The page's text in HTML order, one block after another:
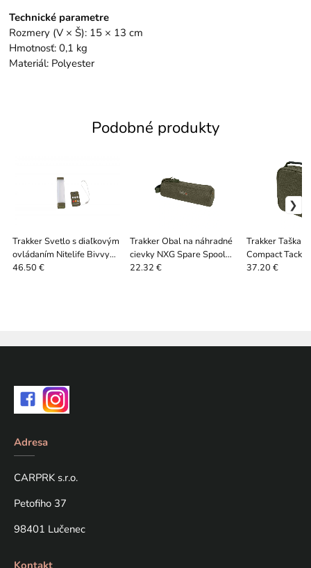
Technické parametre
Rozmery (V × Š): 15 × 13 cm
Hmotnosť: 0,1 kg
Materiál: Polyester
Podobné produkty
Trakker Svetlo s diaľkovým
ovládaním Nitelife Bivvy
Light Remote 150
46.50 €
Trakker Obal na náhradné
cievky NXG Spare Spool
Case
22.32 €
Trakker Taška
Compact
37.20 €
Adresa
CARPRK s.r.o.
Petofiho 37
98401 Lučenec